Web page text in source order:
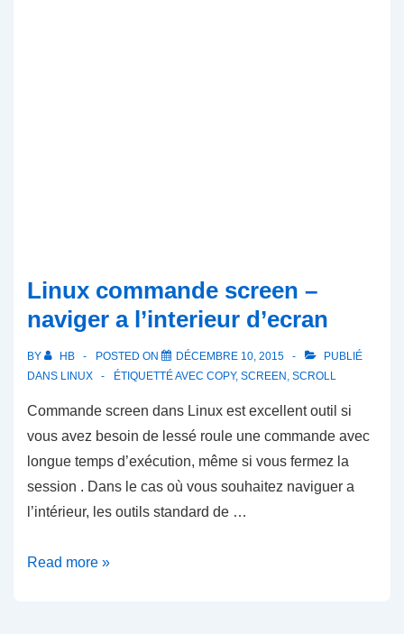
Linux commande screen –
naviger a l’interieur d’ecran
BY HB POSTED ON DÉCEMBRE 10, 2015
PUBLIÉ
DANS LINUX ÉTIQUETTÉ AVEC COPY, SCREEN , SCROLL
Commande screen dans Linux est excellent outil si
vous avez besoin de lessé roule une commande avec
longue temps d’exécution, même si vous fermez la
session . Dans le cas où vous souhaitez naviguer a
l’intérieur, les outils standard de …
Linux
Read more »